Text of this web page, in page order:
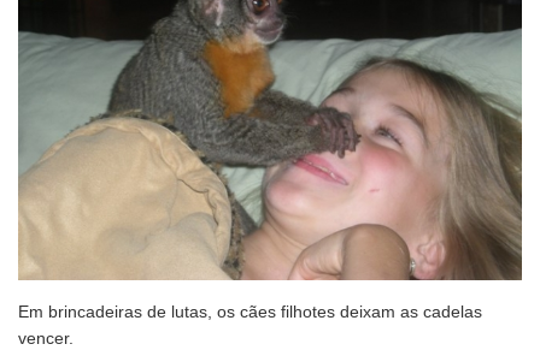
Em brincadeiras de lutas, os cães filhotes deixam as cadelas
vencer.